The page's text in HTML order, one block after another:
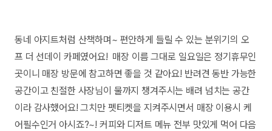
동네 아지트처럼 산책하며~ 편안하게 들릴 수 있는 분위기의 오
프 더 선데이 카페였어요! 매장 이름 그대로 일요일은 정기휴무인
곳이니 매장 방문에 참고하면 좋을 것 같아요! 반려견 동반 가능한
공간이고 친절한 사장님이 물까지 챙겨주시는 배려 넘치는 공간
이라 감사했어요! 그치만 펫티켓을 지켜주시면서 매장 이용시 케
어필수인거 아시죠?~! 커피와 디저트 메뉴 전부 맛있게 먹어 다음